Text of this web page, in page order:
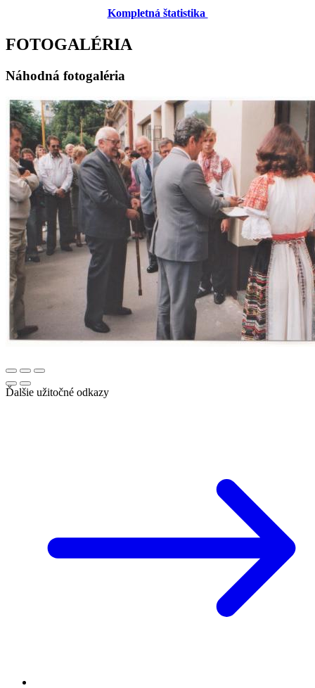
Kompletná štatistika
FOTOGALÉRIA
Náhodná fotogaléria
Ďalšie užitočné odkazy